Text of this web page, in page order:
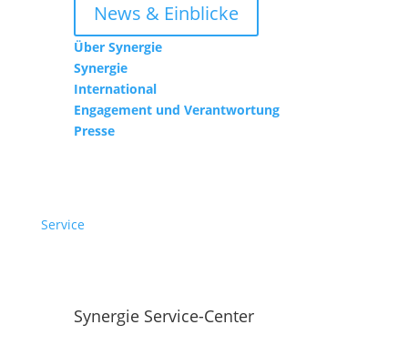
News & Einblicke
Über Synergie
Synergie
International
Engagement und Verantwortung
Presse
Service
Synergie Service-Center